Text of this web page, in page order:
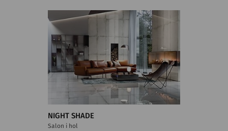
NIGHT SHADE
Salon i hol